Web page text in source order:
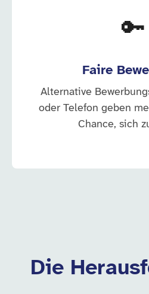
🔑
Faire
Alternative
oder Telefon geben
Chance, sich
Die